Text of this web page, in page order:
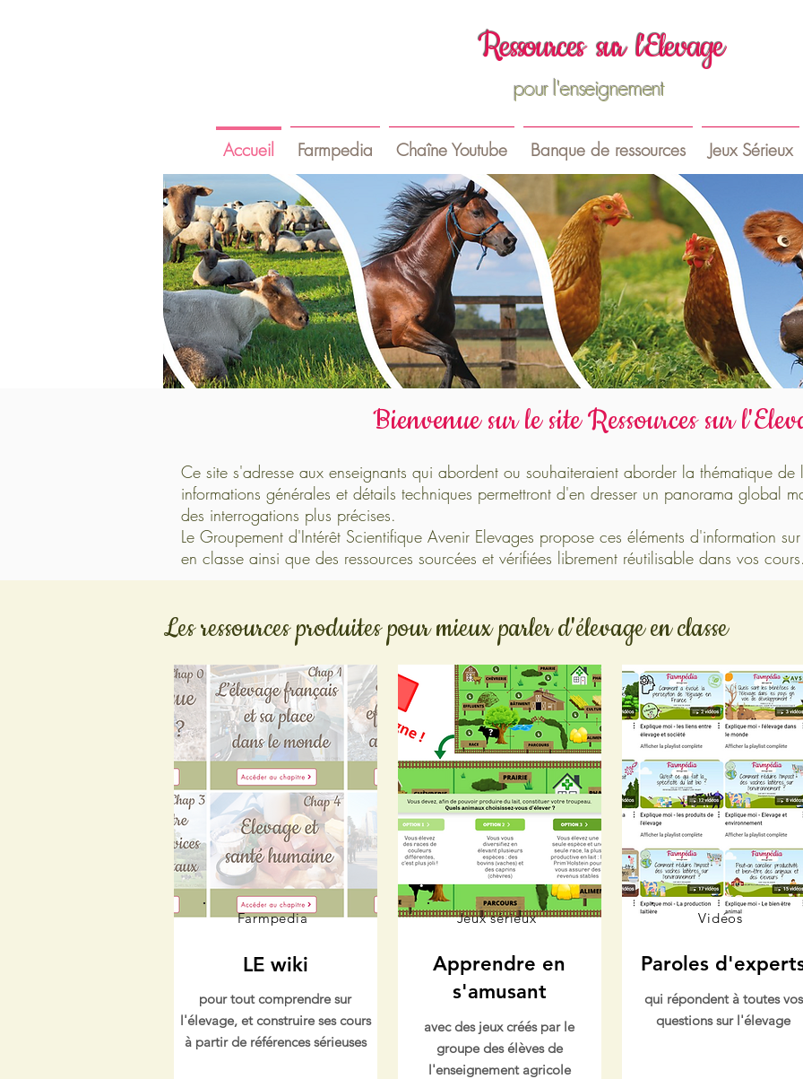
Ressources sur l'Elevage
pour l'enseignement
Accueil Farmpedia Chaîne Youtube Banque de ressources Jeux Sérieux
Bienvenue sur le site Ressources sur
Ce site s'adresse aux enseignants qui abordent ou souhaiteraient aborder la thématique
informations générales et détails techniques permettront d'en dresser un panorama global
des interrogations plus précises.
Le Groupement d'Intérêt Scientifique Avenir Elevages propose ces éléments d'information
en classe ainsi que des ressources sourcées et vérifiées librement réutilisable dans vos
Les ressources produites pour mieux parler d'élevage en classe
Farmpedia
LE wiki
pour tout comprendre sur
l'élevage, et construire ses cours
à partir de références sérieuses
Jeux sérieux
Apprendre en
s'amusant
avec des jeux créés par le
groupe des élèves de
l'enseignement agricole
Vidéos
Paroles
qui répondent à toutes vos
questions sur l'élevage